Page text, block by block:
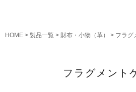
HOME 製品一覧 財布・小物（革） フラグ
フラグメント